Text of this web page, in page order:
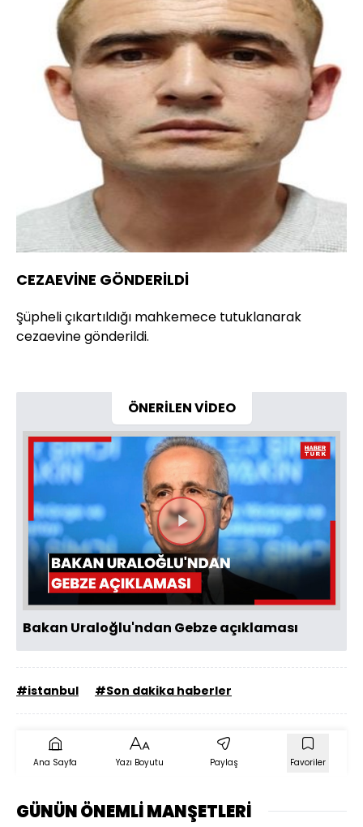
CEZAEVİNE GÖNDERİLDİ
Şüpheli çıkartıldığı mahkemece tutuklanarak
cezaevine gönderildi.
ÖNERİLEN VİDEO
Videoyu
Oynat
Bakan Uraloğlu'ndan Gebze açıklaması
#istanbul #Son dakika haberler
Ana Sayfa Yazı Boyutu Paylaş Favoriler
GÜNÜN ÖNEMLİ MANŞETLERİ